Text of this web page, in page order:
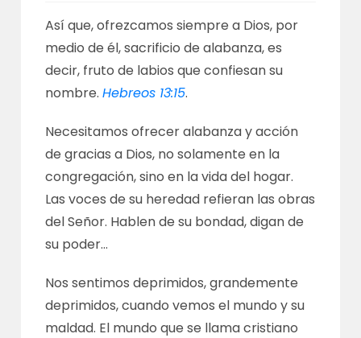
Así que, ofrezcamos siempre a Dios, por
medio de él, sacrificio de alabanza, es
decir, fruto de labios que confiesan su
nombre.Hebreos 13:15.
Necesitamos ofrecer alabanza y acción
de gracias a Dios, no solamente en la
congregación, sino en la vida del hogar.
Las voces de su heredad refieran las obras
del Señor. Hablen de su bondad, digan de
su poder…
Nos sentimos deprimidos, grandemente
deprimidos, cuando vemos el mundo y su
maldad. El mundo que se llama cristiano